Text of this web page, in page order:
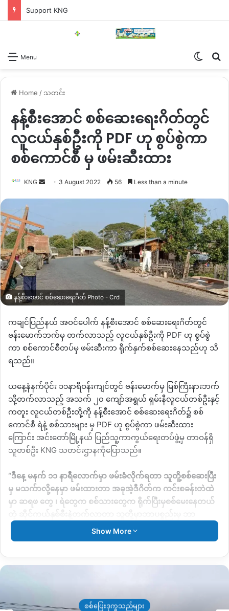
Support KNG
Menu
Home / သတင်း
နန့်စီးအောင် စစ်ဆေးရေးဂိတ်တွင်
လူငယ်နှစ်ဦးကို PDF ဟု စွပ်စွဲကာ
စစ်ကောင်စီ မှ ဖမ်းဆီးထား
KNG
Send 3 August 2022 56 Less than a minute
နန့်စီးအောင် စစ်ဆေးရေးဂိတ် Photo - Crd
ကချင်ပြည်နယ် အဝင်ပေါက် နန့်စီးအောင် စစ်ဆေးရေးဂိတ်တွင်
ဗန်းမောက်ဘက်မှ တက်လာသည့် လူငယ်နှစ်ဦးကို PDF ဟု စွပ်စွဲ
ကာ စစ်ကောင်စီတပ်မှ ဖမ်းဆီးကာ ရိုက်နှက်စစ်ဆေးနေသည်ဟု သိ
ရသည်။
ယနေ့နံနက်ပိုင်း ၁၁နာရီဝန်းကျင်တွင် ဗန်းမောက်မှ မြစ်ကြီးနားဘက်
သို့တက်လာသည့် အသက် ၂၀ ကျော်အရွယ် ရှမ်းနီလူငယ်တစ်ဦးနှင့်
ကတူး လူငယ်တစ်ဦးတို့ကို နန့်စီးအောင် စစ်ဆေးရေးဂိတ်၌ စစ်
ကောင်စီ ရဲနဲ့ စစ်သားများ မှ PDF ဟု စွပ်စွဲကာ ဖမ်းဆီးထား
ကြောင်း အင်းတော်မြို့နယ် ပြည်သူ့ကာကွယ်ရေးတပ်ဖွဲ့မှ တာဝန်ရှိ
သူတစ်ဦး KNG သတင်းဌာနကိုပြောသည်။
“ဒီနေ့ မနက် ၁၁ နာရီလောက်မှာ ဖမ်းခံလိုက်ရတာ သူတိူ့စစ်ဆေးပြီး
မှ မသက်ာလို့နေမှာ ဖမ်းထားတာ အခုအဲ့ဒီဂိတ်က ကင်းစခန်းတဲထဲ
မှာ ဆရဖ တွေ ၊ ရဲတွေက စစ်သားတွေက ရိုက်ပြီးမှစစ်မေးနေတယ်
လက်နက်မှမပါဘူး အဲ့တာကို PDF ဆိုပြီးဖမ်းသွားတယ်။ မနက်က
နေ ဖမ်းတာခုထိ ရိုက်နှက်နေတုန်းတဲ့”ဟုပြောဆိုသည်။
လူငယ်နှစ်ဦး၏ လက်ကိုင်ဖုန်း၊ ဆိုင်ကယ်ကိုလည်း စစ်ကောင်စီက
လည်း စုံစမ်းအတည်ပြုနေဆဲ ဖြစ်ကြောင်း အင်းတော် PDF မှ သိရ
Show More
စစ်ပြေးဒုက္ခသည်များ